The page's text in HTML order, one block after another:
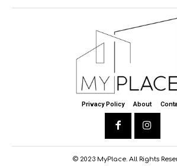
Privacy Policy About
© 2023 MyPlace. All Rights